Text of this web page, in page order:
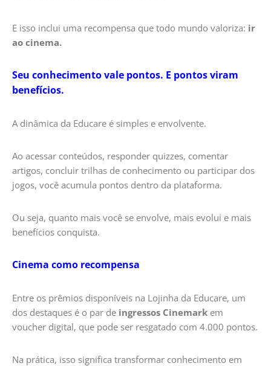
E isso inclui uma recompensa que todo mundo valoriza: ir
ao cinema.
Seu conhecimento vale pontos. E pontos viram
benefícios.
A dinâmica da Educare é simples e envolvente.
Ao acessar conteúdos, responder quizzes, comentar
artigos, concluir trilhas de conhecimento ou participar dos
jogos, você acumula pontos dentro da plataforma.
Ou seja, quanto mais você se envolve, mais evolui e mais
benefícios conquista.
Cinema como recompensa
Entre os prêmios disponíveis na Lojinha da Educare, um
dos destaques é o par de ingressos Cinemark em
voucher digital, que pode ser resgatado com 4.000 pontos.
Na prática, isso significa transformar conhecimento em